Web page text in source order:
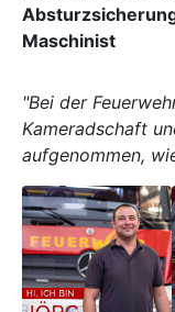
Maschinist
"Bei der
Kameradschaft
aufgenommen,